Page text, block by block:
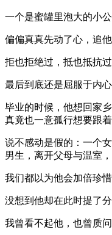
一个是蜜罐里泡大的小
偏偏真真先动了心，追他
拒也拒绝过，抵也抵抗
最后到底还是屈服于内
毕业的时候，他想回家
真竟也一意孤行想要跟着
说不感动是假的：一个
男生，离开父母与温室
我们都以为他会加倍珍惜
没想到他却在此时提了分
我曾看不起他，也曾质